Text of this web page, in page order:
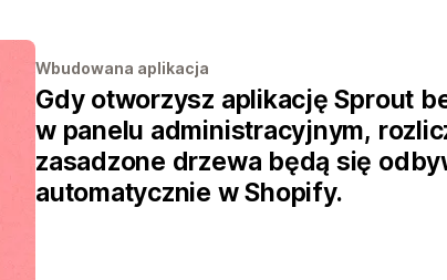
Wbudowana aplikacja
Gdy otworzysz aplikację Sprout
w panelu administracyjnym,
zasadzone drzewa będą się
automatycznie w Shopify.